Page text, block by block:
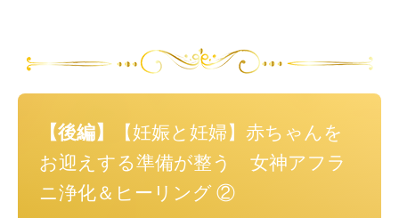
【後編】
【妊娠と妊婦】赤ちゃんを
お迎えする準備が整う 女神アフラ
ニ浄化＆ヒーリング ②